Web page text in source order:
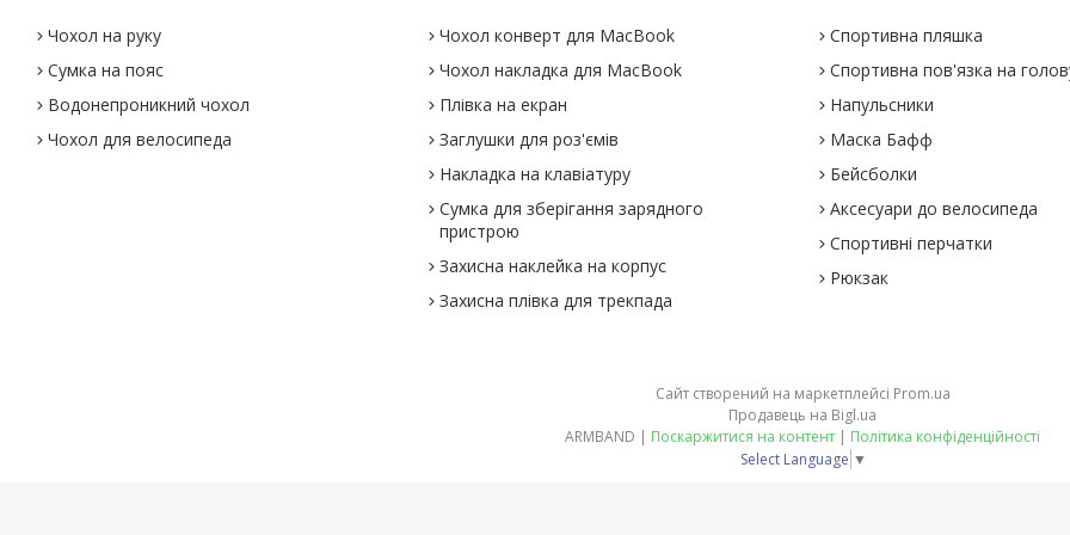
Чохол на руку
Сумка на пояс
Водонепроникний чохол
Чохол для велосипеда
Чохол конверт для MacBook
Чохол накладка для MacBook
Плівка на екран
Заглушки для роз'ємів
Накладка на клавіатуру
Сумка для зберігання зарядного
пристрою
Захисна наклейка на корпус
Захисна плівка для трекпада
Спортивна пляшка
Спортивна пов'язка на
Напульсники
Маска Бафф
Бейсболки
Аксесуари до велосипеда
Спортивні перчатки
Рюкзак
Сайт створений на маркетплейсі Prom.ua
Продавець на Bigl.ua
ARMBAND | Поскаржитися на контент | Політика конфіденційності
Select Language ▼